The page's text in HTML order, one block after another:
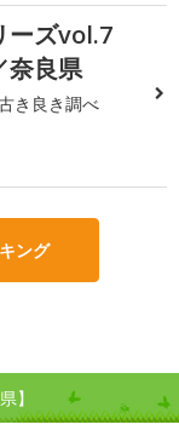
ーズvol.7
奈良県
き良き調べ
ング
】